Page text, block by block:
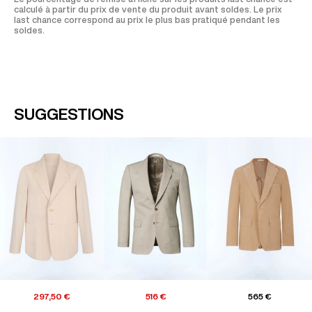
calculé à partir du prix de vente du produit avant soldes. Le prix
last chance correspond au prix le plus bas pratiqué pendant les
soldes.
SUGGESTIONS
297,50 € 516 € 565 €